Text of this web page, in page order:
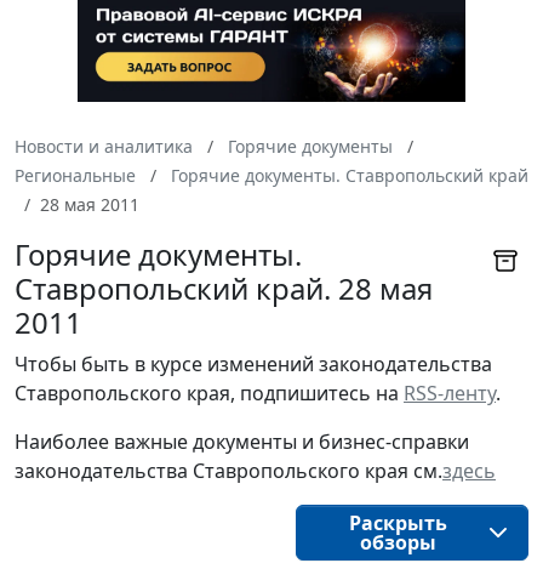
Новости и аналитика
Горячие документы
Региональные
Горячие документы. Ставропольский край
28 мая 2011
Горячие документы.
Ставропольский край. 28 мая
2011
Чтобы быть в курсе изменений законодательства
Ставропольского края, подпишитесь на RSS-ленту.
Наиболее важные документы и бизнес-справки
законодательства Ставропольского края см.здесь
Раскрыть
обзоры